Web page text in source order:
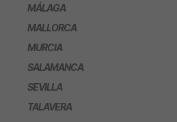
MÁLAGA
MALLORCA
MURCIA
SALAMANCA
SEVILLA
TALAVERA